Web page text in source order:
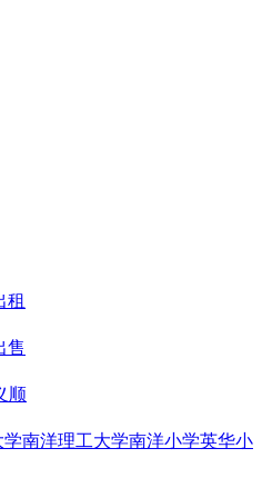
租
售
顺
学南洋理工大学南洋小学英华小